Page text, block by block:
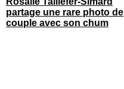
partage une rare photo de
couple avec son chum